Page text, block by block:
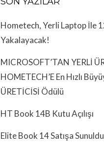
Hometech, Yerli Laptop İle
Yakalayacak!
MICROSOFT’TAN YERLİ
HOMETECH’E En Hızlı
ÜRETİCİSİ Ödülü
HT Book 14B Kutu Açılışı
Elite Book 14 Satışa Sunuldu